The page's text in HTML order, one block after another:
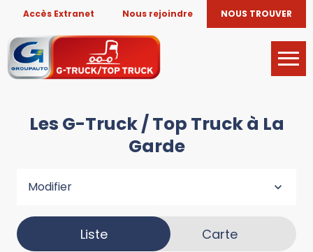
Accès Extranet Nous rejoindre NOUS TROUVER
Les G-Truck / Top Truck à La
Garde
Modifier
Liste Carte